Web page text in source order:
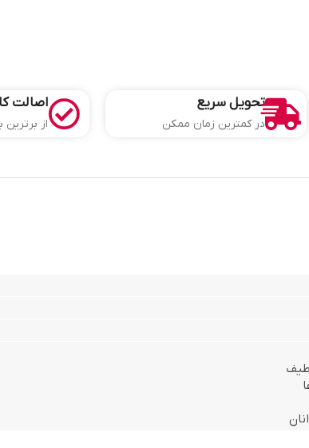
تحویل سریع
در کمترین زمان ممکن
اصالت
از برترین